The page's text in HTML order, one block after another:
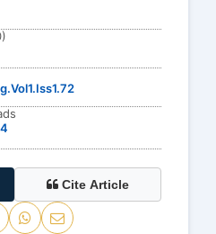
Cite Article